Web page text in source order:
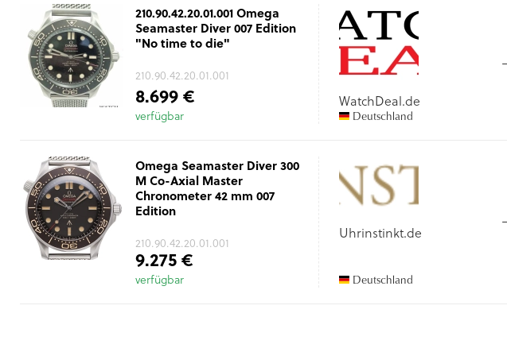
210.90.42.20.01.001 Omega
Seamaster Diver 007 Edition
"No time to die"
210.90.42.20.01.001
8.699 €
verfügbar
WatchDeal.de
Deutschland
Omega Seamaster Diver 300
M Co-Axial Master
Chronometer 42 mm 007
Edition
210.90.42.20.01.001
9.275 €
verfügbar
Uhrinstinkt.de
Deutschland